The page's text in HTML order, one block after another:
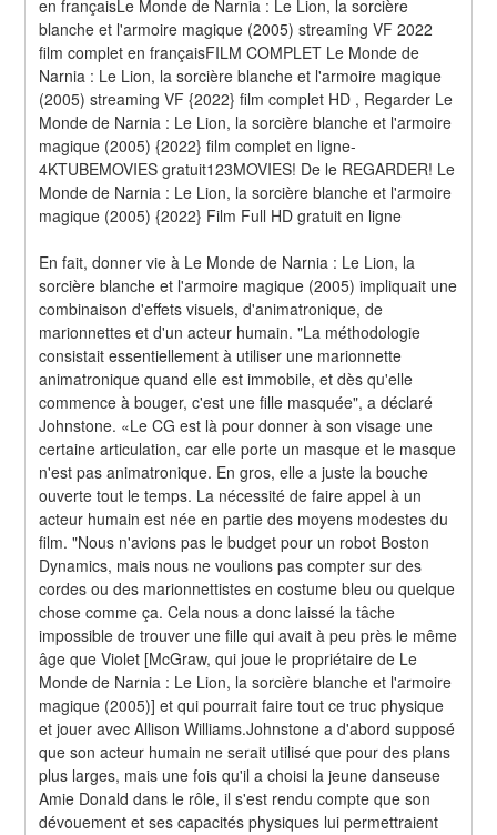
en françaisLe Monde de Narnia : Le Lion, la sorcière
blanche et l'armoire magique (2005) streaming VF 2022
film complet en françaisFILM COMPLET Le Monde de
Narnia : Le Lion, la sorcière blanche et l'armoire magique
(2005) streaming VF {2022} film complet HD , Regarder Le
Monde de Narnia : Le Lion, la sorcière blanche et l'armoire
magique (2005) {2022} film complet en ligne-
4KTUBEMOVIES gratuit123MOVIES! De le REGARDER! Le
Monde de Narnia : Le Lion, la sorcière blanche et l'armoire
magique (2005) {2022} Film Full HD gratuit en ligne
En fait, donner vie à Le Monde de Narnia : Le Lion, la
sorcière blanche et l'armoire magique (2005) impliquait une
combinaison d'effets visuels, d'animatronique, de
marionnettes et d'un acteur humain. "La méthodologie
consistait essentiellement à utiliser une marionnette
animatronique quand elle est immobile, et dès qu'elle
commence à bouger, c'est une fille masquée", a déclaré
Johnstone. «Le CG est là pour donner à son visage une
certaine articulation, car elle porte un masque et le masque
n'est pas animatronique. En gros, elle a juste la bouche
ouverte tout le temps. La nécessité de faire appel à un
acteur humain est née en partie des moyens modestes du
film. "Nous n'avions pas le budget pour un robot Boston
Dynamics, mais nous ne voulions pas compter sur des
cordes ou des marionnettistes en costume bleu ou quelque
chose comme ça. Cela nous a donc laissé la tâche
impossible de trouver une fille qui avait à peu près le même
âge que Violet [McGraw, qui joue le propriétaire de Le
Monde de Narnia : Le Lion, la sorcière blanche et l'armoire
magique (2005)] et qui pourrait faire tout ce truc physique
et jouer avec Allison Williams.Johnstone a d'abord supposé
que son acteur humain ne serait utilisé que pour des plans
plus larges, mais une fois qu'il a choisi la jeune danseuse
Amie Donald dans le rôle, il s'est rendu compte que son
dévouement et ses capacités physiques lui permettraient